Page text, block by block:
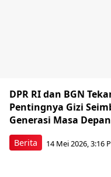
Berita
DPR RI dan BGN
Pentingnya Gizi
Generasi Masa Depan
14 Mei 2026, 3:16